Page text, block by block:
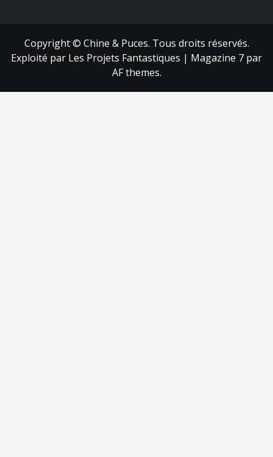
Copyright © Chine & Puces. Tous droits réservés.
Exploité par Les Projets Fantastiques | Magazine 7 par
AF themes.